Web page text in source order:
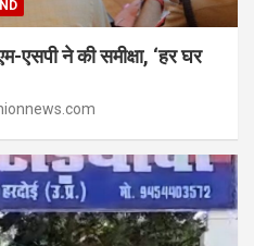
एसपी ने की समीक्षा, ‘हर घर